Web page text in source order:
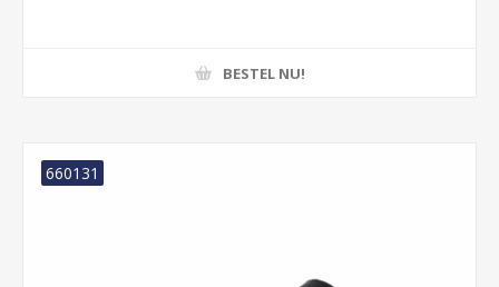
BESTEL NU!
660131